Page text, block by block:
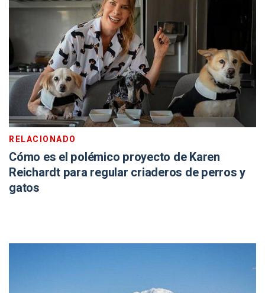
RELACIONADO
Cómo es el polémico proyecto de Karen
Reichardt para regular criaderos de perros y
gatos